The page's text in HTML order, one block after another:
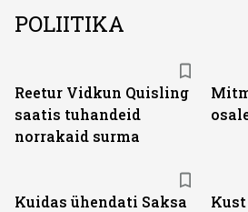
POLIITIKA
Reetur Vidkun Quisling
saatis tuhandeid
norrakaid surma
Kuidas ühendati Saksa